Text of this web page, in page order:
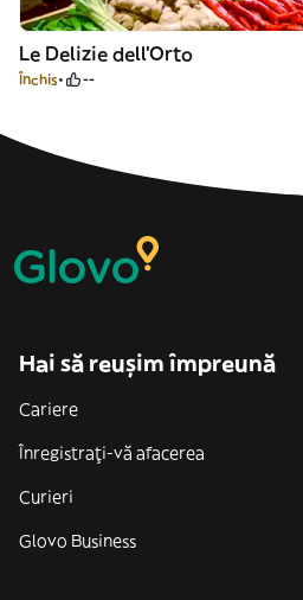
Le Delizie dell’Orto
Închis --
Hai să reușim împreună
Cariere
Înregistrați-vă afacerea
Curieri
Glovo Business